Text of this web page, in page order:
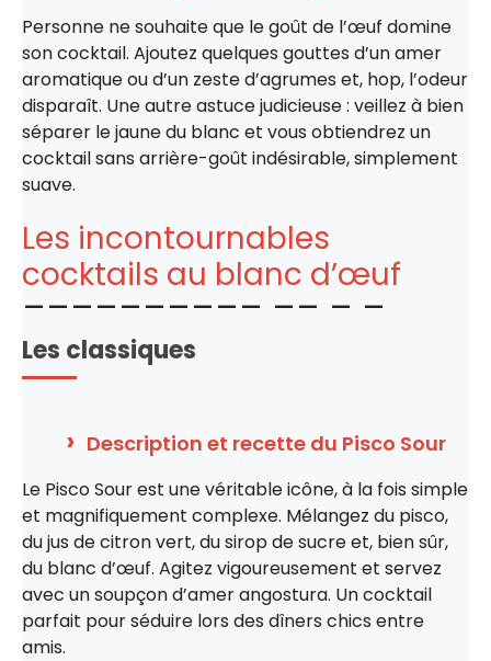
Personne ne souhaite que le goût de l’œuf domine
son cocktail. Ajoutez quelques gouttes d’un amer
aromatique ou d’un zeste d’agrumes et, hop, l’odeur
disparaît. Une autre astuce judicieuse : veillez à bien
séparer le jaune du blanc et vous obtiendrez un
cocktail sans arrière-goût indésirable, simplement
suave.
Les incontournables
cocktails au blanc d’œuf
Les classiques
Description et recette du Pisco Sour
Le Pisco Sour est une véritable icône, à la fois simple
et magnifiquement complexe. Mélangez du pisco,
du jus de citron vert, du sirop de sucre et, bien sûr,
du blanc d’œuf. Agitez vigoureusement et servez
avec un soupçon d’amer angostura. Un cocktail
parfait pour séduire lors des dîners chics entre
amis.